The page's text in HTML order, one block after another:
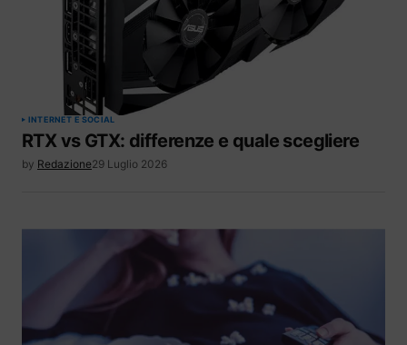
INTERNET E SOCIAL
RTX vs GTX: differenze e quale scegliere
by Redazione29 Luglio 2026